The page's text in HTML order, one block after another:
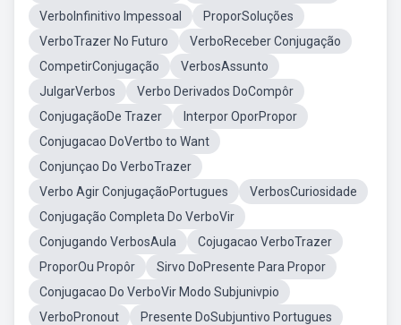
VerboInfinitivo Impessoal
ProporSoluções
VerboTrazer No Futuro
VerboReceber Conjugação
CompetirConjugação
VerbosAssunto
JulgarVerbos
Verbo Derivados DoCompôr
ConjugaçãoDe Trazer
Interpor OporPropor
Conjugacao DoVertbo to Want
Conjunçao Do VerboTrazer
Verbo Agir ConjugaçãoPortugues
VerbosCuriosidade
Conjugação Completa Do VerboVir
Conjugando VerbosAula
Cojugacao VerboTrazer
ProporOu Propôr
Sirvo DoPresente Para Propor
Conjugacao Do VerboVir Modo Subjunivpio
VerboPronout
Presente DoSubjuntivo Portugues